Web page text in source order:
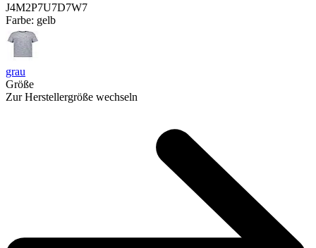
J4M2P7U7D7W7
Farbe: gelb
grau
Größe
Zur Herstellergröße wechseln